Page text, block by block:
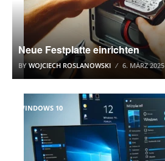
Neue Festplatte einrichten
BYWOJCIECH ROSLANOWSKI 6. MÄRZ 2025
WINDOWS 10